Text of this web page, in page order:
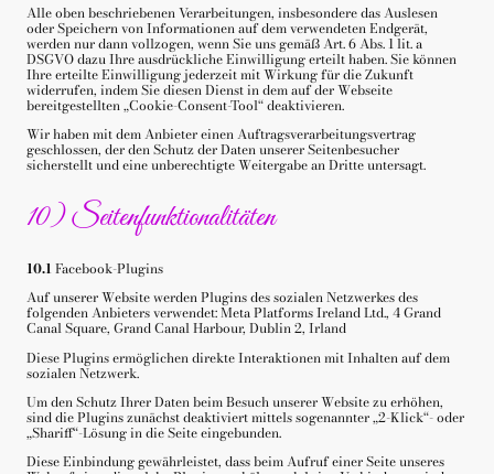
Alle oben beschriebenen Verarbeitungen, insbesondere das Auslesen
oder Speichern von Informationen auf dem verwendeten Endgerät,
werden nur dann vollzogen, wenn Sie uns gemäß Art. 6 Abs. 1 lit. a
DSGVO dazu Ihre ausdrückliche Einwilligung erteilt haben. Sie können
Ihre erteilte Einwilligung jederzeit mit Wirkung für die Zukunft
widerrufen, indem Sie diesen Dienst in dem auf der Webseite
bereitgestellten „Cookie-Consent-Tool“ deaktivieren.
Wir haben mit dem Anbieter einen Auftragsverarbeitungsvertrag
geschlossen, der den Schutz der Daten unserer Seitenbesucher
sicherstellt und eine unberechtigte Weitergabe an Dritte untersagt.
10) Seitenfunktionalitäten
10.1Facebook-Plugins
Auf unserer Website werden Plugins des sozialen Netzwerkes des
folgenden Anbieters verwendet: Meta Platforms Ireland Ltd., 4 Grand
Canal Square, Grand Canal Harbour, Dublin 2, Irland
Diese Plugins ermöglichen direkte Interaktionen mit Inhalten auf dem
sozialen Netzwerk.
Um den Schutz Ihrer Daten beim Besuch unserer Website zu erhöhen,
sind die Plugins zunächst deaktiviert mittels sogenannter „2-Klick“- oder
„Shariff“-Lösung in die Seite eingebunden.
Diese Einbindung gewährleistet, dass beim Aufruf einer Seite unseres